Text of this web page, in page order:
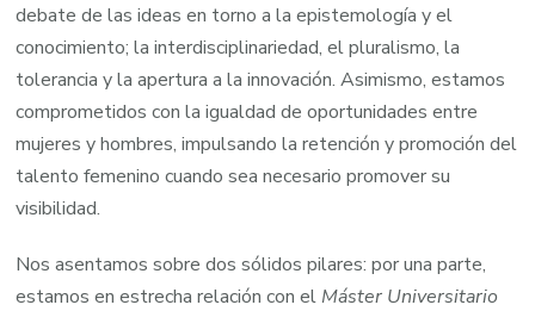
debate de las ideas en torno a la epistemología y el
conocimiento; la interdisciplinariedad, el pluralismo, la
tolerancia y la apertura a la innovación. Asimismo, estamos
comprometidos con la igualdad de oportunidades entre
mujeres y hombres, impulsando la retención y promoción del
talento femenino cuando sea necesario promover su
visibilidad.
Nos asentamos sobre dos sólidos pilares: por una parte,
estamos en estrecha relación con el Máster Universitario